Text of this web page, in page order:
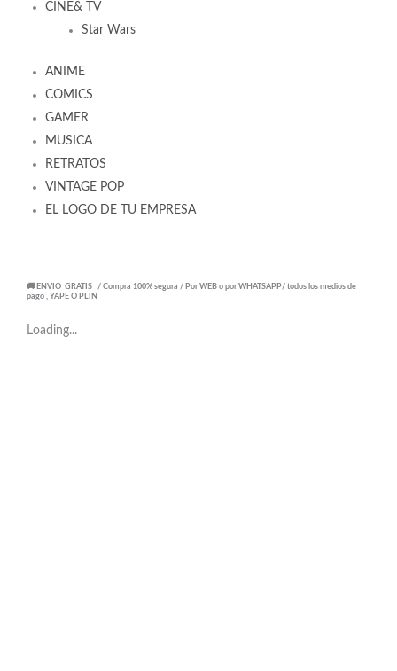
CINE& TV
Star Wars
ANIME
COMICS
GAMER
MUSICA
RETRATOS
VINTAGE POP
EL LOGO DE TU EMPRESA
🚚 ENVIO GRATIS / Compra 100% segura / Por WEB o por WHATSAPP/ todos los medios de
pago , YAPE O PLIN
Loading...